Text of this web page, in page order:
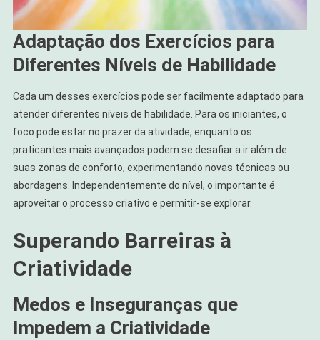
Adaptação dos Exercícios para
Diferentes Níveis de Habilidade
Cada um desses exercícios pode ser facilmente adaptado para
atender diferentes níveis de habilidade. Para os iniciantes, o
foco pode estar no prazer da atividade, enquanto os
praticantes mais avançados podem se desafiar a ir além de
suas zonas de conforto, experimentando novas técnicas ou
abordagens. Independentemente do nível, o importante é
aproveitar o processo criativo e permitir-se explorar.
Superando Barreiras à
Criatividade
Medos e Inseguranças que
Impedem a Criatividade